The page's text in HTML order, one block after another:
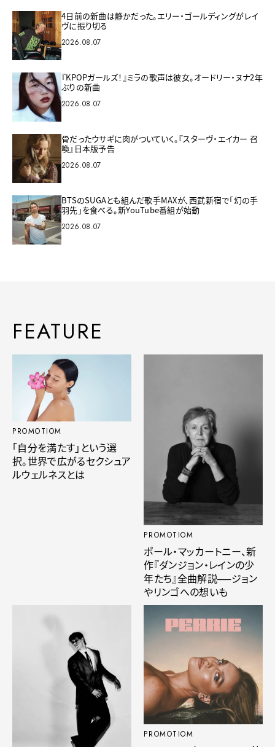
4日前の新曲は静かだった。エリー・ゴールディングがレイ
ヴに振り切る
2026.08.07
『KPOPガールズ！』ミラの歌声は彼女。オードリー・ヌナ2年
ぶりの新曲
2026.08.07
骨だったウサギに肉がついていく。『スターヴ・エイカー 召
喚』日本版予告
2026.08.07
BTSのSUGAとも組んだ歌手MAXが、西武新宿で「幻の手
羽先」を食べる。新YouTube番組が始動
2026.08.07
FEATURE
PROMOTIOM
「自分を満たす」という選
択。世界で広がるセクシュア
ルウェルネスとは
PROMOTIOM
ポール・マッカートニー、新
作『ダンジョン・レインの少
年たち』全曲解説──ジョン
やリンゴへの想いも
PROMOTIOM